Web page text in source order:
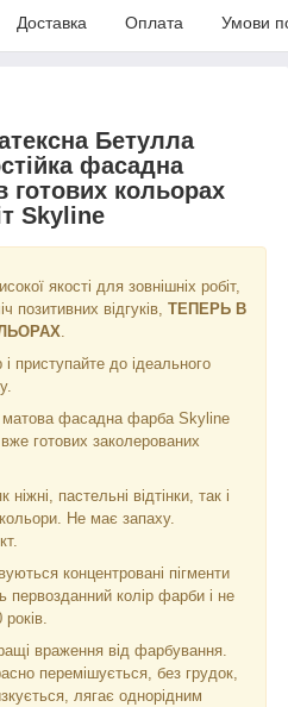
Доставка Оплата Умови
Бетулла
фасадна
готових кольорах
Skyline
якості для зовнішніх робіт,
позитивних відгуків, ТЕПЕРЬ В
.
приступайте до ідеального
матова фасадна фарба Skyline
готових заколерованих
пастельні відтінки, так і
кольори. Не має запаху.
концентровані пігменти
первозданний колір фарби і не
враження від фарбування.
перемішується, без грудок,
лягає однорідним